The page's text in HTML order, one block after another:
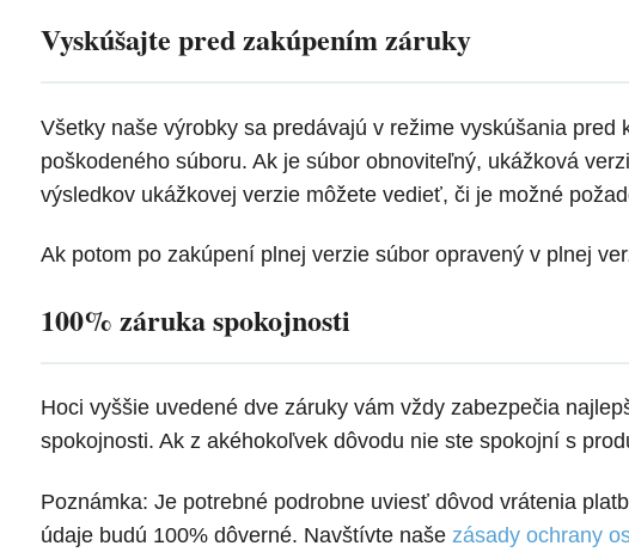
Vyskúšajte pred zakúpením záruky
Všetky naše výrobky sa predávajú v režime vyskúšania
poškodeného súboru. Ak je súbor obnoviteľný, ukážková
výsledkov ukážkovej verzie môžete vedieť, či je možné
Ak potom po zakúpení plnej verzie súbor opravený v plnej
100% záruka spokojnosti
Hoci vyššie uvedené dve záruky vám vždy zabezpečia
spokojnosti. Ak z akéhokoľvek dôvodu nie ste spokojní s
Poznámka: Je potrebné podrobne uviesť dôvod vrátenia
údaje budú 100% dôverné. Navštívte naše zásady ochrany